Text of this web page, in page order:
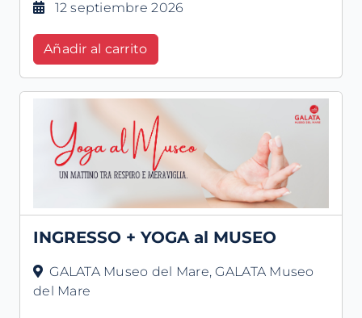
12 septiembre 2026
Añadir al carrito
INGRESSO + YOGA al MUSEO
GALATA Museo del Mare, GALATA Museo
del Mare